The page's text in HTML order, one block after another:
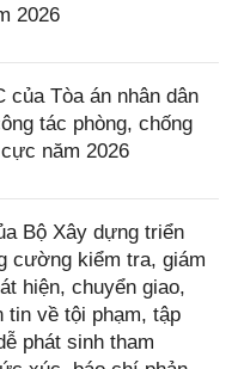
2026
của Tòa án nhân dân
tác phòng, chống
năm 2026
Bộ Xây dựng triển
cường kiểm tra, giám
hiện, chuyển giao,
tin về tội phạm, tập
phát sinh tham